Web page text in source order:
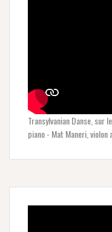
Transylvanian Danse, sur
piano - Mat Maneri,